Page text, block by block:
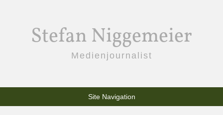
Stefan Niggemeier
Medienjournalist
Site Navigation